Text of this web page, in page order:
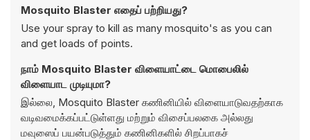
Mosquito Blaster எதைப் பற்றியது?
Use your spray to kill as many mosquito's as you can
and get loads of points.
நாம் Mosquito Blaster விளையாட்டை மொபைலில்
விளையாட முடியுமா?
இல்லை, Mosquito Blaster கணினியில் விளையாடுவதற்காக
வடிவமைக்கப்பட்டுள்ளது மற்றும் விசைப்பலகை அல்லது
மவுஸைப் பயன்படுத்தும் கணினிகளில் சிறப்பாகச்